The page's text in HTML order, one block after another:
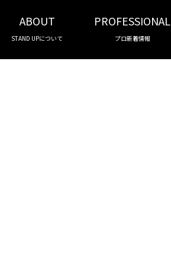
ABOUT
STAND UPについて
PROFESSIONAL
プロ新着情報